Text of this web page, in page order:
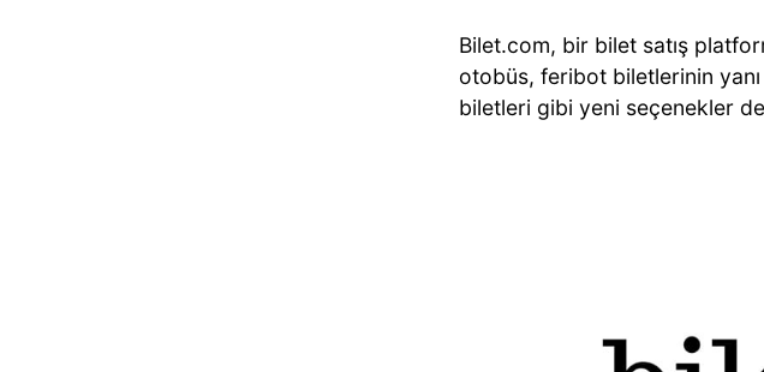
Bilet.com, bir bilet satış
otobüs, feribot biletlerinin
biletleri gibi yeni seçenekler